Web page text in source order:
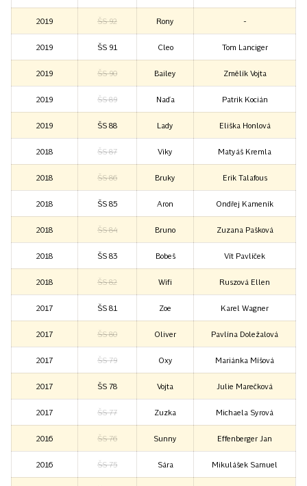
2019 ŠS 92 Rony -
2019 ŠS 91 Cleo Tom Lanciger
2019 ŠS 90 Bailey Změlík Vojta
2019 ŠS 89 Naďa Patrik Kocián
2019 ŠS 88 Lady Eliška Honlová
2018 ŠS 87 Viky Matyáš Kremla
2018 ŠS 86 Bruky Erik Talafous
2018 ŠS 85 Aron Ondřej Kameník
2018 ŠS 84 Bruno Zuzana Pašková
2018 ŠS 83 Bobeš Vít Pavlíček
2018 ŠS 82 Wifi Ruszová Ellen
2017 ŠS 81 Zoe Karel Wagner
2017 ŠS 80 Oliver Pavlína Doležalová
2017 ŠS 79 Oxy Mariánka Míšová
2017 ŠS 78 Vojta Julie Marečková
2017 ŠS 77 Zuzka Michaela Syrová
2016 ŠS 76 Sunny Effenberger Jan
2016 ŠS 75 Sára Mikulášek Samuel